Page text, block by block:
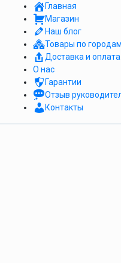
Главная
Магазин
Наш блог
Товары по городам
Доставка и оплата
О нас
Гарантии
Отзыв
Контакты